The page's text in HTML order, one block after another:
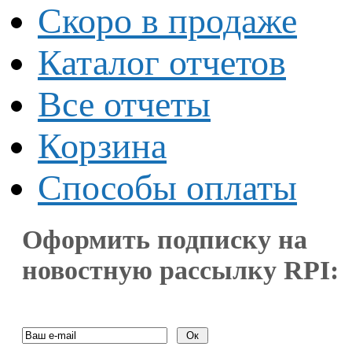
Скоро в продаже
Каталог отчетов
Все отчеты
Корзина
Способы оплаты
Оформить подписку на
новостную рассылку RPI: